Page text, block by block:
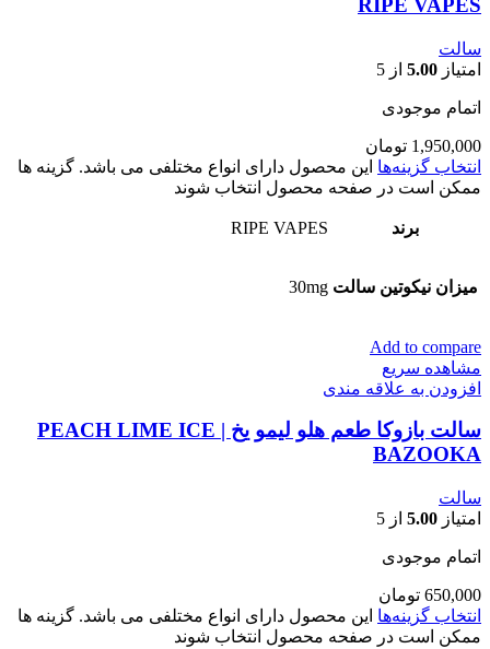
RIPE VAPES
سالت
امتیاز 5.00 از 5
اتمام موجودی
1,950,000 تومان
انتخاب گزینه‌ها این محصول دارای انواع مختلفی می باشد. گزینه ها
ممکن است در صفحه محصول انتخاب شوند
برند RIPE VAPES
میزان نیکوتین سالت 30mg
Add to compare
مشاهده سریع
افزودن به علاقه مندی
سالت بازوکا طعم هلو لیمو یخ | PEACH LIME ICE
BAZOOKA
سالت
امتیاز 5.00 از 5
اتمام موجودی
650,000 تومان
انتخاب گزینه‌ها این محصول دارای انواع مختلفی می باشد. گزینه ها
ممکن است در صفحه محصول انتخاب شوند